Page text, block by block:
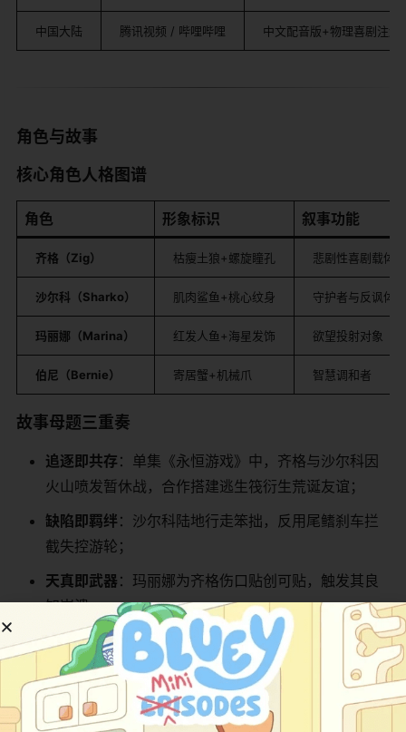
中国大陆 腾讯视频 / 哔哩哔哩 中文配音版+物理喜剧注解
​角色与故事​
​核心角色人格图谱​
​角色​ ​形象标识​ ​叙事功能​
​齐格（Zig）​ 枯瘦土狼+螺旋瞳孔 悲剧性喜剧载体
​沙尔科（Sharko）​ 肌肉鲨鱼+桃心纹身 守护者与反讽体
​玛丽娜（Marina）​ 红发人鱼+海星发饰 欲望投射对象
​伯尼（Bernie）​ 寄居蟹+机械爪 智慧调和者
​故事母题三重奏​
​追逐即共存​ ​：单集《永恒游戏》中，齐格与沙尔科因
火山喷发暂休战，合作搭建逃生筏衍生荒诞友谊；
​缺陷即羁绊​ ​：沙尔科陆地行走笨拙，反用尾鳍刹车拦
截失控游轮；
​天真即武器​ ​：玛丽娜为齐格伤口贴创可贴，触发其良
知崩溃。
​观众反馈与影响​